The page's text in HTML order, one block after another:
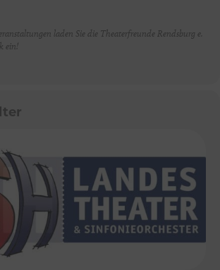
laden Sie die Theaterfreunde Rendsburg e.
ein!